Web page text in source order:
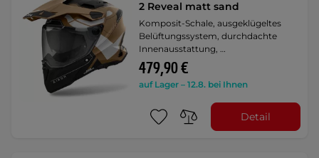
2 Reveal matt sand
Komposit-Schale, ausgeklügeltes
Belüftungssystem, durchdachte
Innenausstattung, …
479,90 €
auf Lager – 12.8. bei Ihnen
Detail